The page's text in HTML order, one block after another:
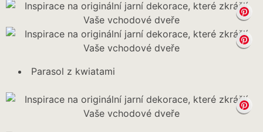
Parasol z kwiatami